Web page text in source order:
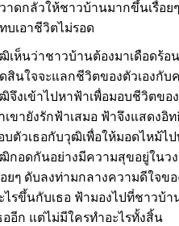
าดกลัวให้ชาวบ้านมากขึ้นเรื่อ
บเอาชีวิตไม่รอด
เห็นว่าชาวบ้านต้องมาเดือดร้อน
สินใจจะแลกชีวิตของตัวเองกั
จึงเข้าไปหาฟ้าเพื่อมอบชีวิตขอ
เขายังรักฟ้าเสมอ ฟ้าจึงแสดง
บตัวเธอกับวุฒิเพื่อให้มอดไหม้
กอดกันอย่างมีความสุขอยู่ในว
ยๆ ดับลงท่ามกลางความดีใจข
ไรขึ้นกับเธอ ฟ้ามองไปที่ชาวบ้
ออีก แต่ไม่มีใครทำอะไรทั้งสิ้น